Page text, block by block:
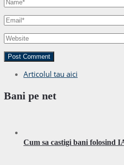
Articolul tau aici
Bani pe net
Cum sa castigi bani folosind